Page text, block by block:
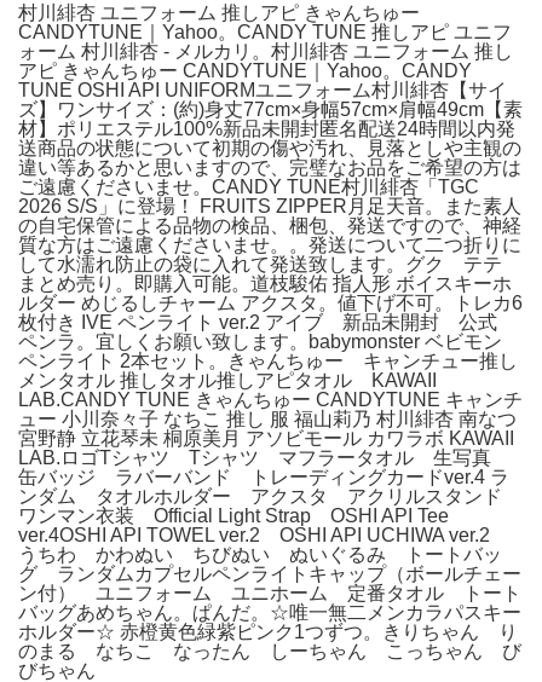
村川緋杏 ユニフォーム 推しアピ きゃんちゅー
CANDYTUNE｜Yahoo。CANDY TUNE 推しアピ ユニフ
ォーム 村川緋杏 - メルカリ。村川緋杏 ユニフォーム 推し
アピ きゃんちゅー CANDYTUNE｜Yahoo。CANDY
TUNE OSHI API UNIFORMユニフォーム村川緋杏【サイ
ズ】ワンサイズ：(約)身丈77cm×身幅57cm×肩幅49cm【素
材】ポリエステル100%新品未開封匿名配送24時間以内発
送商品の状態について初期の傷や汚れ、見落としや主観の
違い等あるかと思いますので、完璧なお品をご希望の方は
ご遠慮くださいませ。CANDY TUNE村川緋杏「TGC
2026 S/S」に登場！ FRUITS ZIPPER月足天音。また素人
の自宅保管による品物の検品、梱包、発送ですので、神経
質な方はご遠慮くださいませ。。発送について二つ折りに
して水濡れ防止の袋に入れて発送致します。グク テテ
まとめ売り。即購入可能。道枝駿佑 指人形 ボイスキーホ
ルダー めじるしチャーム アクスタ。値下げ不可。トレカ6
枚付き IVE ペンライト ver.2 アイブ 新品未開封 公式
ペンラ。宜しくお願い致します。babymonster ベビモン
ペンライト 2本セット。きゃんちゅー キャンチュー推し
メンタオル 推しタオル推しアピタオル KAWAII
LAB.CANDY TUNE きゃんちゅー CANDYTUNE キャンチ
ュー 小川奈々子 なちこ 推し 服 福山莉乃 村川緋杏 南なつ
宮野静 立花琴未 桐原美月 アソビモール カワラボ KAWAII
LAB.ロゴTシャツ Tシャツ マフラータオル 生写真
缶バッジ ラバーバンド トレーディングカードver.4 ラ
ンダム タオルホルダー アクスタ アクリルスタンド
ワンマン衣装 Official Light Strap OSHI API Tee
ver.4OSHI API TOWEL ver.2 OSHI API UCHIWA ver.2
うちわ かわぬい ちびぬい ぬいぐるみ トートバッ
グ ランダムカプセルペンライトキャップ（ボールチェー
ン付） ユニフォーム ユニホーム 定番タオル トート
バッグあめちゃん。ぱんだ。☆唯一無二メンカラパスキー
ホルダー☆ 赤橙黄色緑紫ピンク1つずつ。きりちゃん り
のまる なちこ なったん しーちゃん こっちゃん び
びちゃん